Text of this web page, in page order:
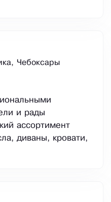
Чебоксары
и рады
ассортимент
диваны, кровати,